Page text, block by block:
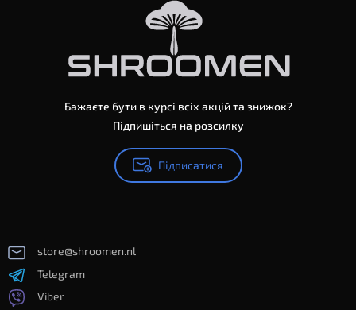
Бажаєте бути в курсі всіх акцій та знижок?
Підпишіться на розсилку
Підписатися
store@shroomen.nl
Telegram
Viber